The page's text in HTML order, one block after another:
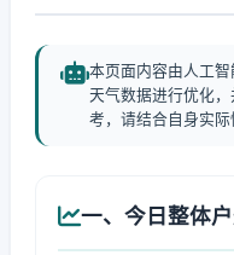
本页面内容由人工
天气数据进行优化
考，请结合自身实际
一、今日整体